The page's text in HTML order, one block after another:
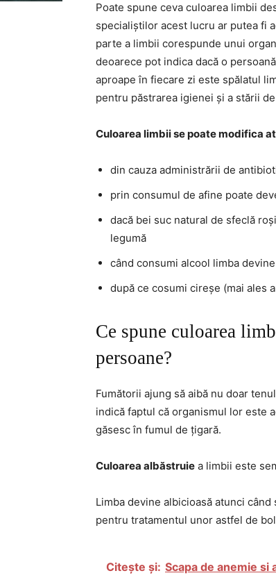
Poate spune ceva culoarea limbii
specialiștilor acest lucru ar putea fi
parte a limbii corespunde unui
deoarece pot indica dacă o
aproape în fiecare zi este spălatul
pentru păstrarea igienei și a stării
Culoarea limbii se poate modifica
din cauza administrării de
prin consumul de afine poate
dacă bei suc natural de sfeclă
legumă
când consumi alcool limba
după ce cosumi cireșe (mai ales
Ce spune culoarea
persoane?
Fumătorii ajung să aibă nu doar
indică faptul că organismul lor este
găsesc în fumul de țigară.
Culoarea albăstruie a limbii este
Limba devine albicioasă atunci
pentru tratamentul unor astfel de
Citește și: Scapa de anemie si